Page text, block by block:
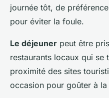
journée tôt, de
pour éviter la foule.
Le déjeuner peut être
restaurants locaux qui se
proximité des sites
occasion pour goûter à